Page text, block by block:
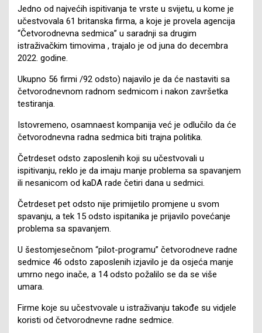
Jedno od najvećih ispitivanja te vrste u svijetu, u kome je
učestvovala 61 britanska firma, a koje je provela agencija
“Četvorodnevna sedmica” u saradnji sa drugim
istraživačkim timovima , trajalo je od juna do decembra
2022. godine.
Ukupno 56 firmi /92 odsto) najavilo je da će nastaviti sa
četvorodnevnom radnom sedmicom i nakon završetka
testiranja.
Istovremeno, osamnaest kompanija već je odlučilo da će
četvorodnevna radna sedmica biti trajna politika.
Četrdeset odsto zaposlenih koji su učestvovali u
ispitivanju, reklo je da imaju manje problema sa spavanjem
ili nesanicom od kaDA rade četiri dana u sedmici.
Četrdeset pet odsto nije primijetilo promjene u svom
spavanju, a tek 15 odsto ispitanika je prijavilo povećanje
problema sa spavanjem.
U šestomjesečnom “pilot-programu” četvorodneve radne
sedmice 46 odsto zaposlenih izjavilo je da osjeća manje
umrno nego inače, a 14 odsto požalilo se da se više
umara.
Firme koje su učestvovale u istraživanju takođe su vidjele
koristi od četvorodnevne radne sedmice.